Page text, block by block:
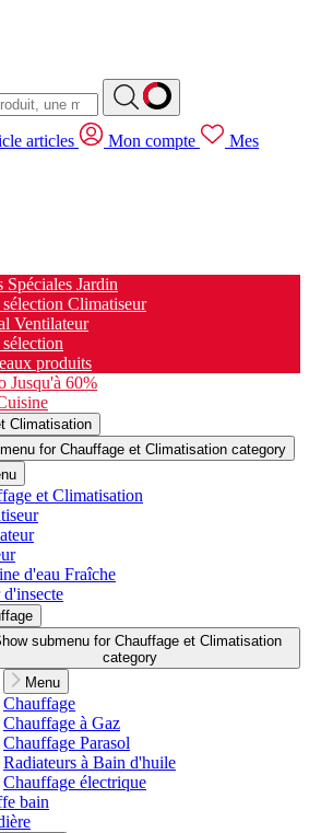
articles Mon compte
Mes
Spéciales Jardin
Climatiseur
Ventilateur
produits
Jusqu'à 60%
Climatisation
for Chauffage et Climatisation category
et Climatisation
d'eau Fraîche
submenu for Chauffage et Climatisation
category
Menu
Chauffage
Chauffage à Gaz
Chauffage Parasol
Radiateurs à Bain d'huile
Chauffage électrique
bain